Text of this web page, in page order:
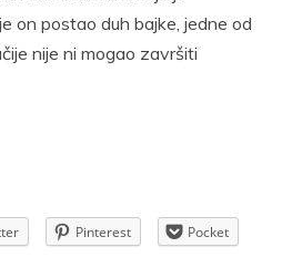
on postao duh bajke, jedne od
nije ni mogao završiti
Pinterest
Pocket